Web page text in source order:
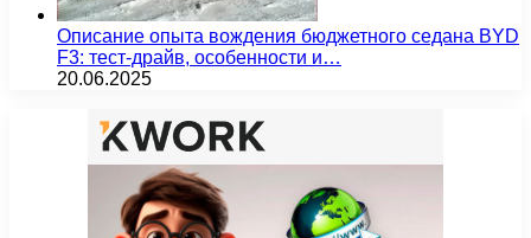
Описание опыта вождения бюджетного седана BYD
F3: тест-драйв, особенности и…
20.06.2025